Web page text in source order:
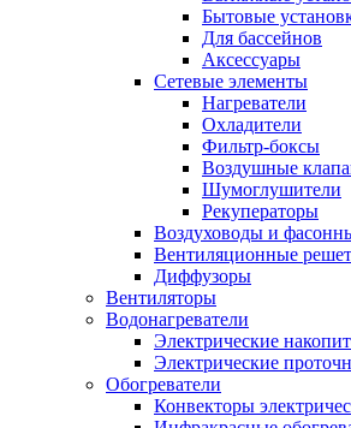
Бытовые
Для бассейнов
Аксессуары
Сетевые элементы
Нагреватели
Охладители
Фильтр-боксы
Воздушные
Шумоглушители
Рекуператоры
Воздуховоды и
Вентиляционные
Диффузоры
Вентиляторы
Водонагреватели
Электрические
Электрические
Обогреватели
Конвекторы